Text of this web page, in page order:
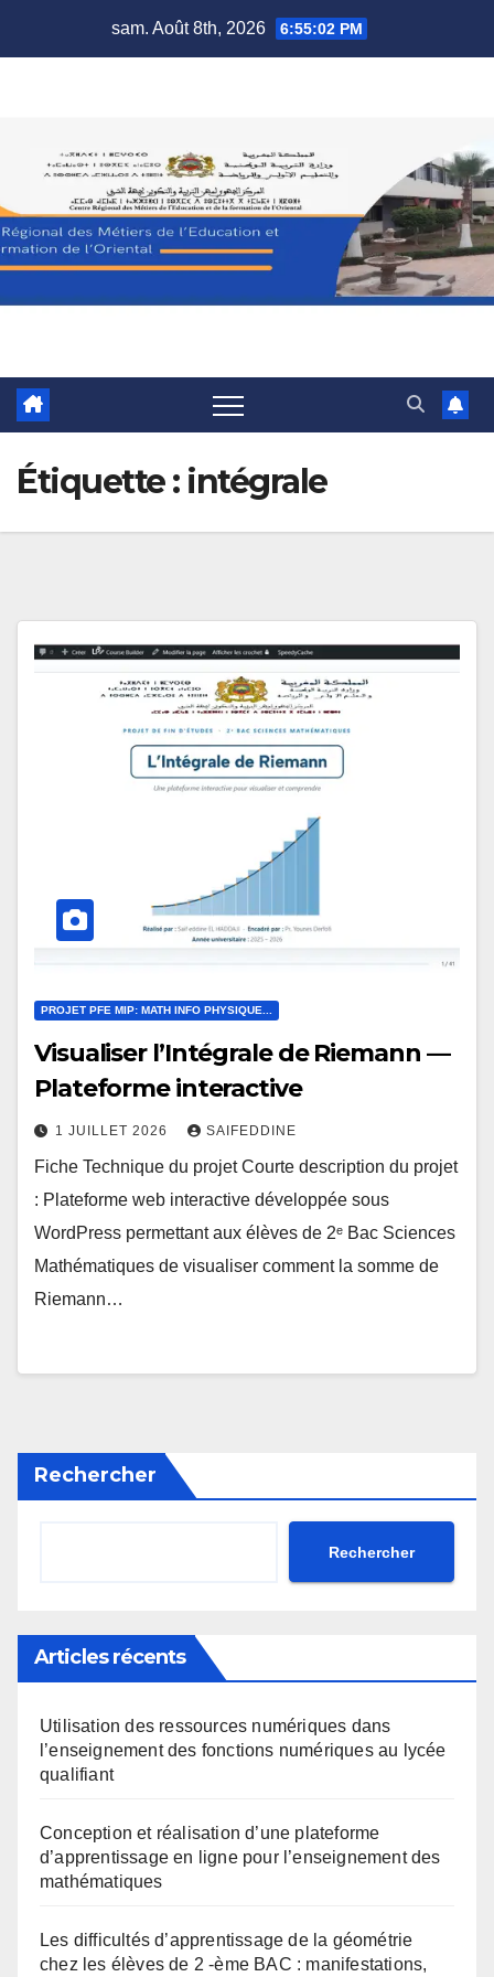
sam. Août 8th, 2026 6:55:02 PM
Étiquette : intégrale
PROJET PFE MIP: MATH INFO PHYSIQUE...
Visualiser l’Intégrale de Riemann —
Plateforme interactive
1 JUILLET 2026 SAIFEDDINE
Fiche Technique du projet Courte description du projet
: Plateforme web interactive développée sous
WordPress permettant aux élèves de 2ᵉ Bac Sciences
Mathématiques de visualiser comment la somme de
Riemann…
Rechercher
Rechercher
Articles récents
Utilisation des ressources numériques dans
l’enseignement des fonctions numériques au lycée
qualifiant
Conception et réalisation d’une plateforme
d’apprentissage en ligne pour l’enseignement des
mathématiques
Les difficultés d’apprentissage de la géométrie
chez les élèves de 2 -ème BAC : manifestations,